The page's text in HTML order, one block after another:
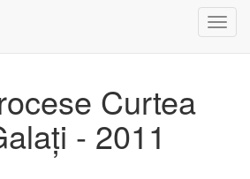
Curtea
- 2011